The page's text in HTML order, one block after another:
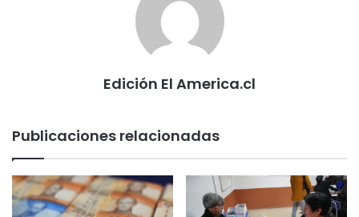
Edición El America.cl
Publicaciones relacionadas